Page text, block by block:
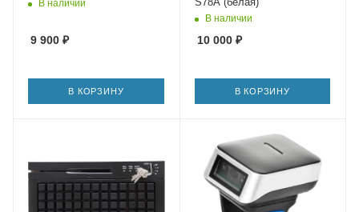
В наличии
9 900 ₽
В КОРЗИНУ
В наличии
10 000₽
В КОРЗИНУ